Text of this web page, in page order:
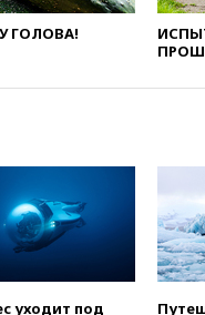
ГОЛОВА!
уходит под